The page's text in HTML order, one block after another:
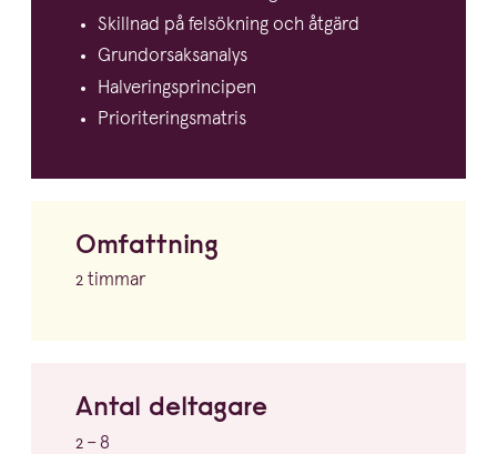
Skillnad på felsökning och åtgärd
Grundor­sak­sa­nalys
Halve­rings­prin­cipen
Priori­te­rings­matris
Omfattning
2 timmar
Antal deltagare
2 –8